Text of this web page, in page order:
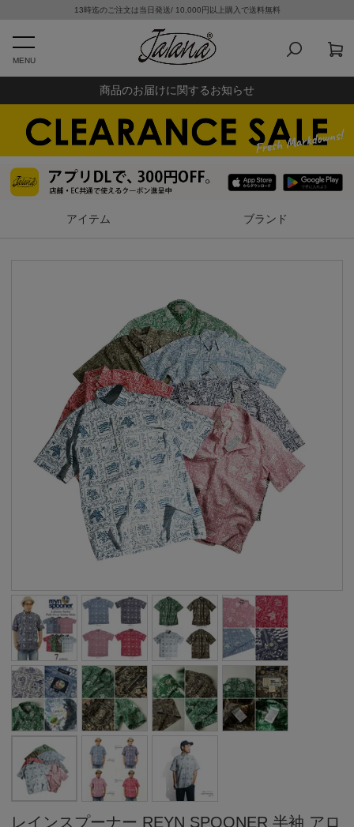
13時迄のご注文は当日発送/ 10,000円以上購入で送料無料
MENU
商品のお届けに関するお知らせ
アイテム ブランド
レインスプーナー REYN SPOONER 半袖 アロ